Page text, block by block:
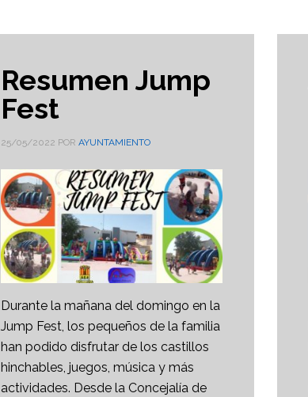
Resumen Jump
Fest
25/05/2022 PORAYUNTAMIENTO
Durante la mañana del domingo en la
Jump Fest, los pequeños de la familia
han podido disfrutar de los castillos
hinchables, juegos, música y más
actividades. Desde la Concejalía de